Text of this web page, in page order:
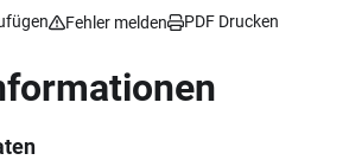
Fehler melden PDF Drucken